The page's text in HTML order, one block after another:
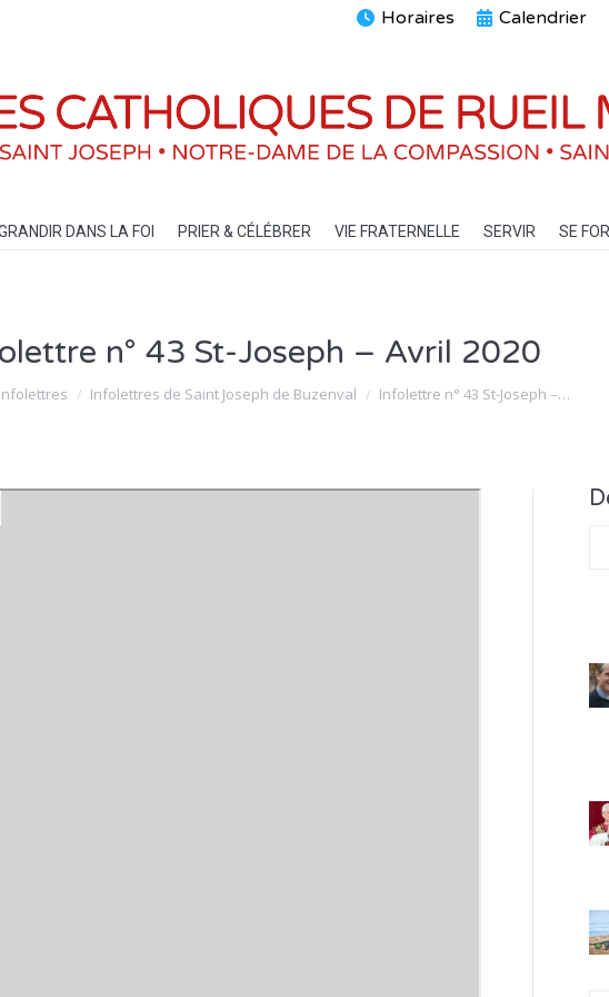
Horaires Calendrier
DANS LA FOI PRIER & CÉLÉBRER VIE FRATERNELLE SERVIR SE
n° 43 St-Joseph – Avril 2020
:
Infolettres Infolettres de Saint Joseph de Buzenval Infolettre n° 43 St-Joseph –…
PRIER & CÉLÉBRER VIE FRATERNELLE